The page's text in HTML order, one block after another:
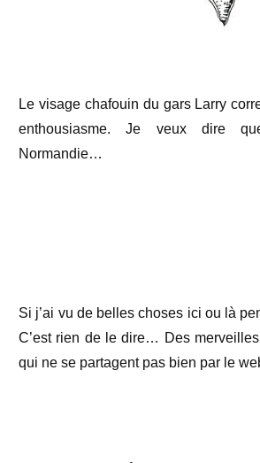
Le visage chafouin du gars Larry
enthousiasme. Je veux dire
Normandie…
Si j’ai vu de belles choses ici ou là
C’est rien de le dire… Des
qui ne se partagent pas bien par le